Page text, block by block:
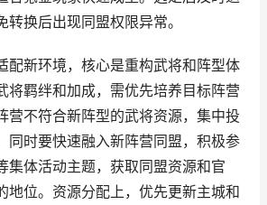
转换后出现同盟权限异常。
配新环境，核心是重构武将和阵型体
将羁绊和加成，需优先培养目标阵营
营不符合新阵型的武将资源，集中投
同时要快速融入新阵营同盟，积极参
集体活动主题，获取同盟资源和官
地位。资源分配上，优先更新主城和